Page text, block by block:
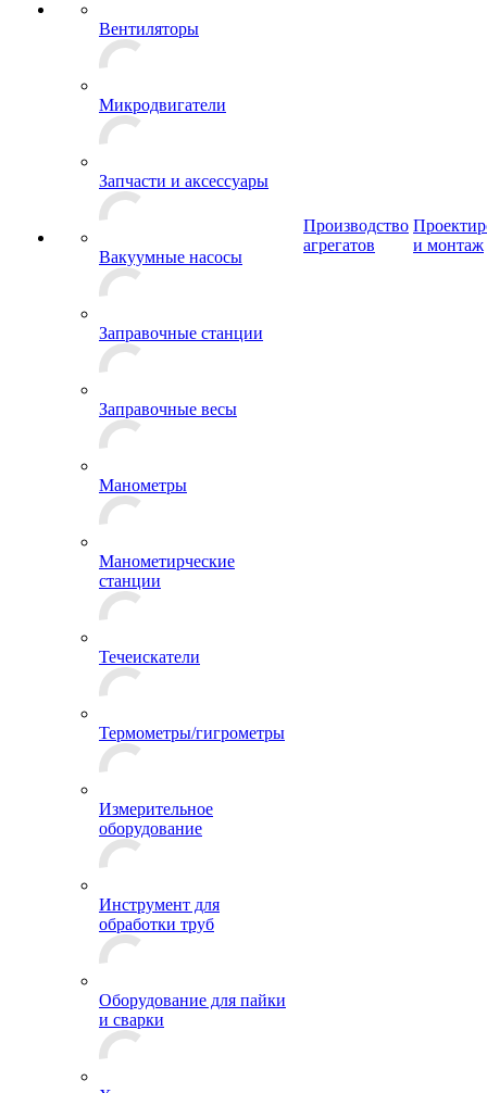
Вентиляторы
Микродвигатели
Запчасти и аксессуары
Вакуумные насосы
Заправочные станции
Заправочные весы
Манометры
Манометирческие
станции
Течеискатели
Термометры/гигрометры
Измерительное
оборудование
Инструмент для
обработки труб
Оборудование для пайки
и сварки
Производство
агрегатов
и монтаж